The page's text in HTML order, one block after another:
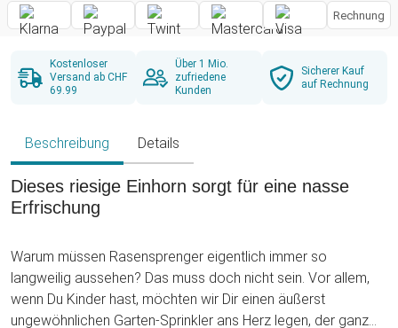
Rechnung
Kostenloser
Versand ab CHF
69.99
Über 1 Mio.
zufriedene
Kunden
Sicherer Kauf
auf Rechnung
Beschreibung Details
Dieses riesige Einhorn sorgt für eine nasse
Erfrischung
Warum müssen Rasensprenger eigentlich immer so
langweilig aussehen? Das muss doch nicht sein. Vor allem,
wenn Du Kinder hast, möchten wir Dir einen äußerst
ungewöhnlichen Garten-Sprinkler ans Herz legen, der ganz